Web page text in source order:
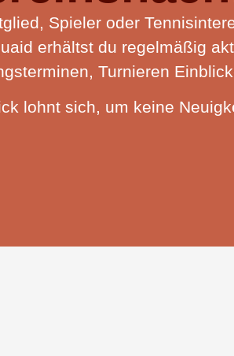
Spieler oder
erhältst du regelmäßig
Turnieren
lohnt sich, um keine